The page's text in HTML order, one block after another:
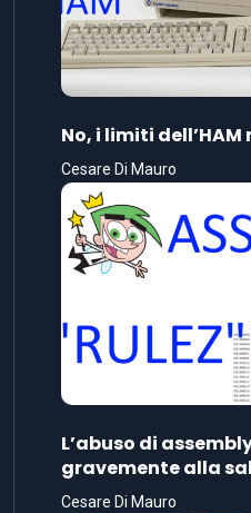
No, i limiti
Cesare Di Mauro
L’abuso di
gravemente alla
Cesare Di Mauro